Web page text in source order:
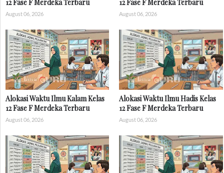
12 Fase F Merdeka Terbaru
August 06, 2026
12 Fase F Merdeka Terbaru
August 06, 2026
Alokasi Waktu Ilmu Kalam Kelas
12 Fase F Merdeka Terbaru
August 06, 2026
Alokasi Waktu Ilmu Hadis Kelas
12 Fase F Merdeka Terbaru
August 06, 2026